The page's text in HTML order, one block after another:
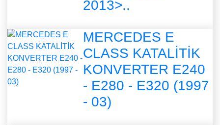
2013>..
MERCEDES E
CLASS KATALİTİK
KONVERTER E240
- E280 - E320 (1997
- 03)